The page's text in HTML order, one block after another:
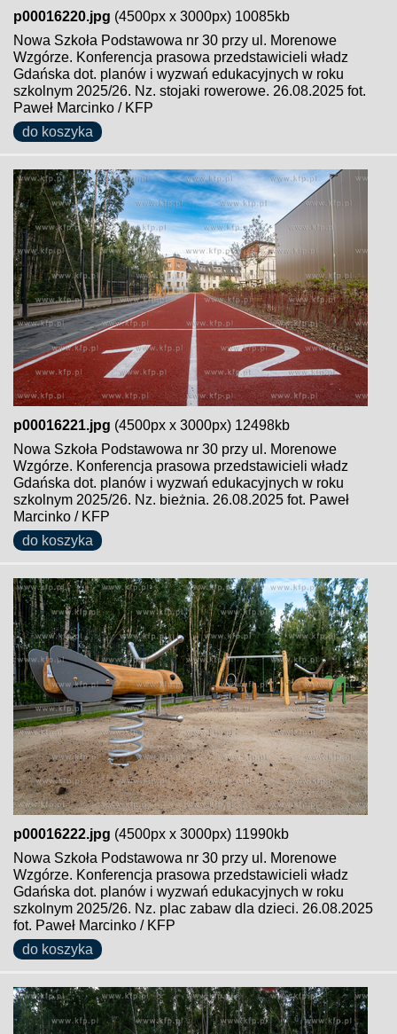
p00016220.jpg (4500px x 3000px) 10085kb
Nowa Szkoła Podstawowa nr 30 przy ul. Morenowe
Wzgórze. Konferencja prasowa przedstawicieli władz
Gdańska dot. planów i wyzwań edukacyjnych w roku
szkolnym 2025/26. Nz. stojaki rowerowe. 26.08.2025 fot.
Paweł Marcinko / KFP
do koszyka
p00016221.jpg (4500px x 3000px) 12498kb
Nowa Szkoła Podstawowa nr 30 przy ul. Morenowe
Wzgórze. Konferencja prasowa przedstawicieli władz
Gdańska dot. planów i wyzwań edukacyjnych w roku
szkolnym 2025/26. Nz. bieżnia. 26.08.2025 fot. Paweł
Marcinko / KFP
do koszyka
p00016222.jpg (4500px x 3000px) 11990kb
Nowa Szkoła Podstawowa nr 30 przy ul. Morenowe
Wzgórze. Konferencja prasowa przedstawicieli władz
Gdańska dot. planów i wyzwań edukacyjnych w roku
szkolnym 2025/26. Nz. plac zabaw dla dzieci. 26.08.2025
fot. Paweł Marcinko / KFP
do koszyka